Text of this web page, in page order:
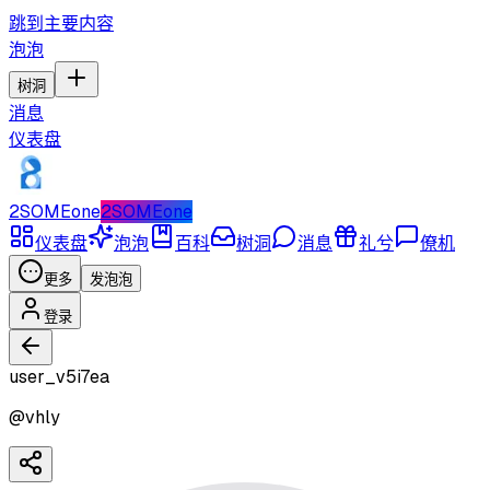
跳到主要内容
泡泡
树洞
消息
仪表盘
2SOMEone2SOMEone
仪表盘
泡泡 百科 树洞 消息 礼兮 僚机
更多 发泡泡
登录
user_v5i7ea
@vhly